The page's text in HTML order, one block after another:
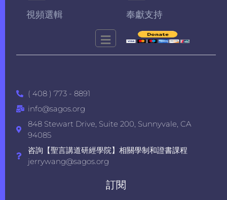
視頻選輯 奉獻支持
( 408 ) 773 - 8891
info@sagos.org
848 Stewart Drive, Suite 200, Sunnyvale, CA
94085
咨詢【聖言講道研經學院】相關學制和證書課程
jerrywang@sagos.org
訂閱